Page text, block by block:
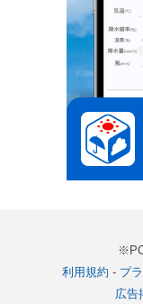
利用規約 - プ
広告